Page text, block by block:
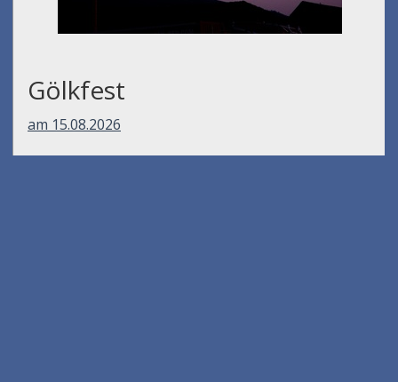
Gölkfest
am 15.08.2026